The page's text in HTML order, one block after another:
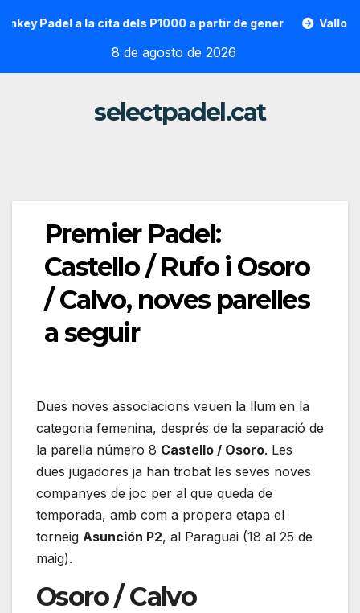
Padel a la cita dels P1000 a partir de gener Vallon
8 de agosto de 2026
selectpadel.cat
Premier Padel:
Castello / Rufo i Osoro
/ Calvo, noves parelles
a seguir
Dues noves associacions veuen la llum en la
categoria femenina, després de la separació de
la parella número 8 Castello / Osoro. Les
dues jugadores ja han trobat les seves noves
companyes de joc per al que queda de
temporada, amb com a propera etapa el
torneig Asunción P2, al Paraguai (18 al 25 de
maig).
Osoro / Calvo